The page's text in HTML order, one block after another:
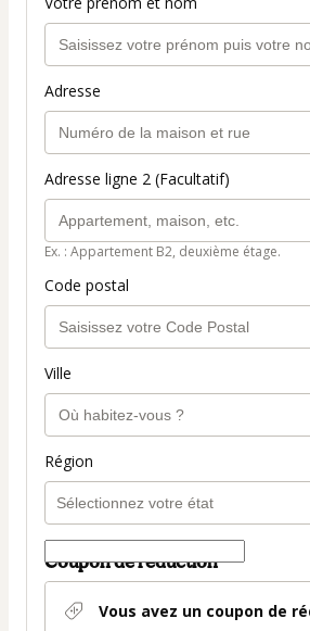
Adresse
Adresse ligne 2 (Facultatif)
Ex. : Appartement B2, deuxième étage.
Code postal
Ville
Région
Coupon de réduction
Vous avez un coupon de